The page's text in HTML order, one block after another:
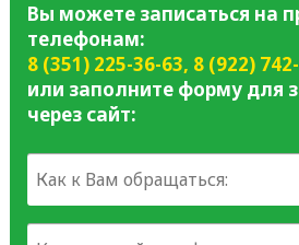
Вы можете записаться на
телефонам:
8 (351) 225-36-63, 8 (922)
или заполните форму для
через сайт: